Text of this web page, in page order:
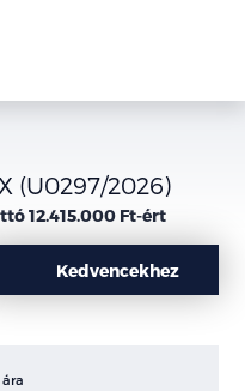
(U0297/2026)
12.415.000 Ft-ért
Kedvencekhez